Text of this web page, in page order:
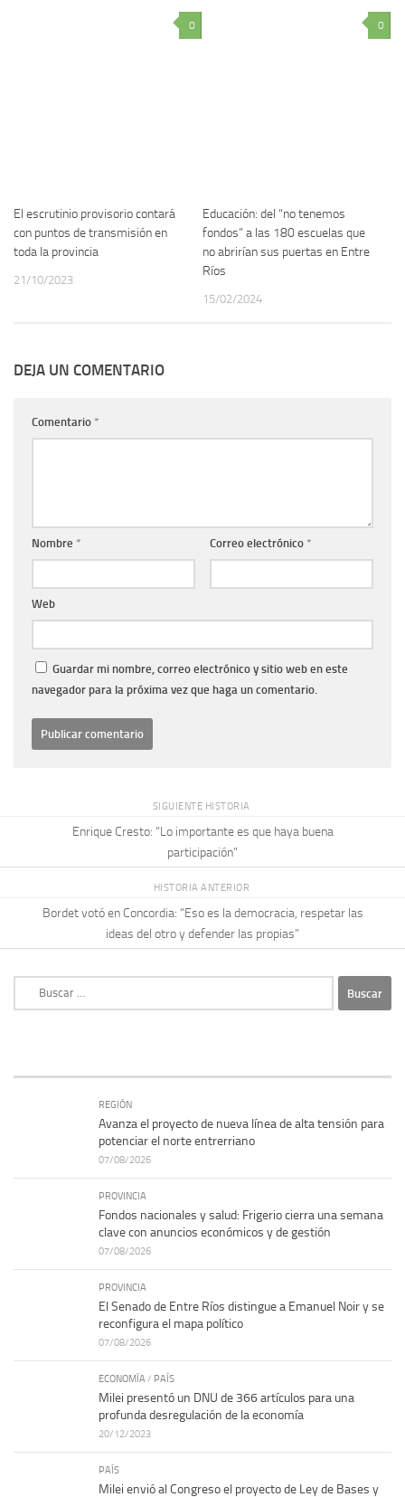
0
El escrutinio provisorio contará
con puntos de transmisión en
toda la provincia
21/10/2023
0
Educación: del “no tenemos
fondos” a las 180 escuelas que
no abrirían sus puertas en Entre
Ríos
15/02/2024
DEJA UN COMENTARIO
Comentario *
Nombre * Correo electrónico *
Web
Guardar mi nombre, correo electrónico y sitio web en este
navegador para la próxima vez que haga un comentario.
SIGUIENTE HISTORIA
Enrique Cresto: “Lo importante es que haya buena
participación”
HISTORIA ANTERIOR
Bordet votó en Concordia: “Eso es la democracia, respetar las
ideas del otro y defender las propias”
REGIÓN
Avanza el proyecto de nueva línea de alta tensión para
potenciar el norte entrerriano
07/08/2026
PROVINCIA
Fondos nacionales y salud: Frigerio cierra una semana
clave con anuncios económicos y de gestión
07/08/2026
PROVINCIA
El Senado de Entre Ríos distingue a Emanuel Noir y se
reconfigura el mapa político
07/08/2026
ECONOMÍA / PAÍS
Milei presentó un DNU de 366 artículos para una
profunda desregulación de la economía
20/12/2023
PAÍS
Milei envió al Congreso el proyecto de Ley de Bases y